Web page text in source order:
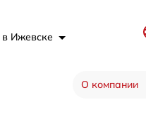
в Ижевске
О компании